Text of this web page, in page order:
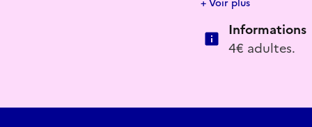
Lien d'accès pour
http://
+ Voir plus
Informations
4€ adultes.